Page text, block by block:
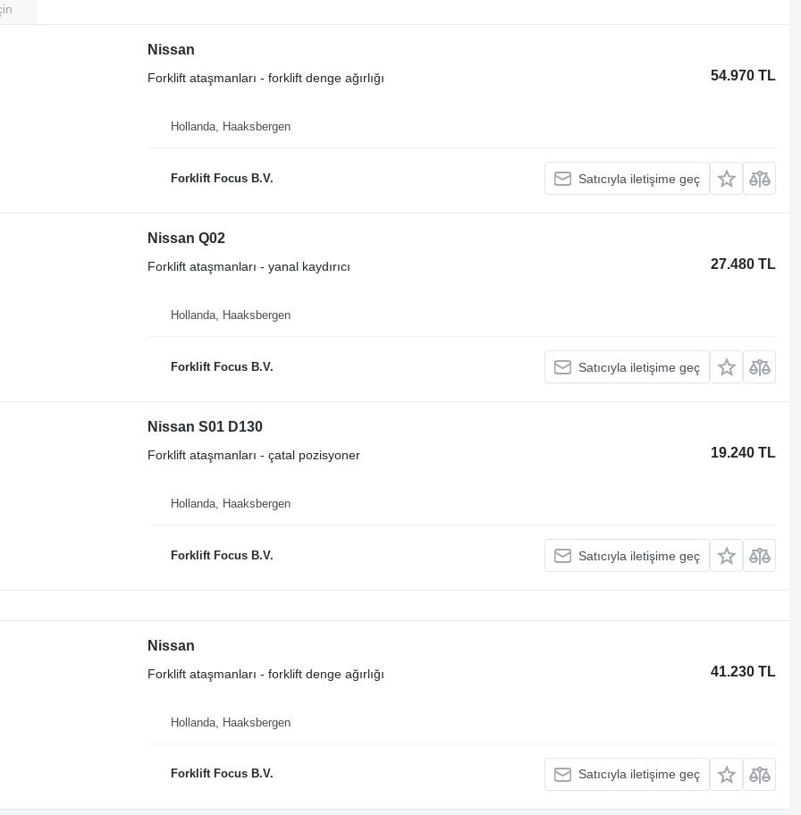
Nissan
54.970 TL
Forklift ataşmanları - forklift denge ağırlığı
Hollanda, Haaksbergen
Forklift Focus B.V. Satıcıyla iletişime geç
Nissan Q02
27.480 TL
Forklift ataşmanları - yanal kaydırıcı
Hollanda, Haaksbergen
Forklift Focus B.V. Satıcıyla iletişime geç
Nissan S01 D130
19.240 TL
Forklift ataşmanları - çatal pozisyoner
Hollanda, Haaksbergen
Forklift Focus B.V. Satıcıyla iletişime geç
Nissan
41.230 TL
Forklift ataşmanları - forklift denge ağırlığı
Hollanda, Haaksbergen
Forklift Focus B.V. Satıcıyla iletişime geç